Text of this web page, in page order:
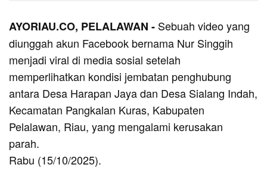
AYORIAU.CO, PELALAWAN - Sebuah video yang
diunggah akun Facebook bernama Nur Singgih
menjadi viral di media sosial setelah
memperlihatkan kondisi jembatan penghubung
antara Desa Harapan Jaya dan Desa Sialang Indah,
Kecamatan Pangkalan Kuras, Kabupaten
Pelalawan, Riau, yang mengalami kerusakan
parah.
Rabu (15/10/2025).